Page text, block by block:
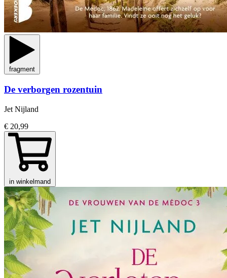
fragment
De verborgen rozentuin
Jet Nijland
€ 20,99
in winkelmand